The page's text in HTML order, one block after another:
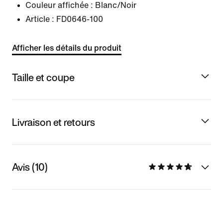
Couleur affichée : Blanc/Noir
Article : FD0646-100
Afficher les détails du produit
Taille et coupe
Livraison et retours
Avis (10)